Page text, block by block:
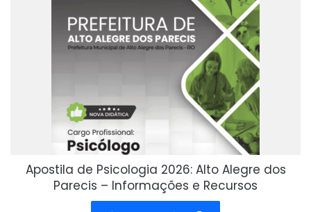
Apostila de Psicologia 2026: Alto Alegre dos
Parecis – Informações e Recursos